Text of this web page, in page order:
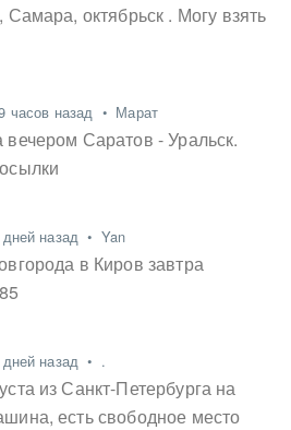
октябрьск . Могу взять
часов назад • Марат
вечером Саратов - Уральск.
назад • Yan
в Киров завтра
назад • .
из Санкт-Петербурга на
есть свободное место